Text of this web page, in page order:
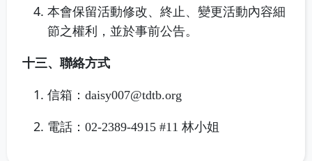
本會保留活動修改、終止、變更活動內容細
節之權利，並於事前公告。
十三、聯絡方式
信箱： daisy007@tdtb.org
電話： 02-2389-4915 #11 林小姐